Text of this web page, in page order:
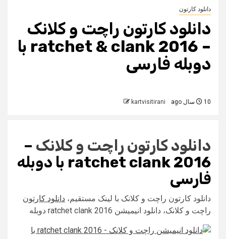
دانلود کارتون
دانلود کارتون راچت و کلانک
– ratchet & clank 2016 با
دوبله فارسی
10 سال ago kartvisitirani
دانلود کارتون راچت و کلانک –
ratchet clank 2016 با دوبله
فارسی
دانلود کارتون راچت و کلانک با لینک مستقیم، دانلود کارتون
راچت و کلانک، دانلود انیمیشن ratchet clank 2016 دوبله